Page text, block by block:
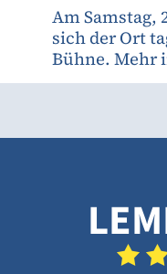
Am Samstag,
sich der Ort
Bühne. Mehr